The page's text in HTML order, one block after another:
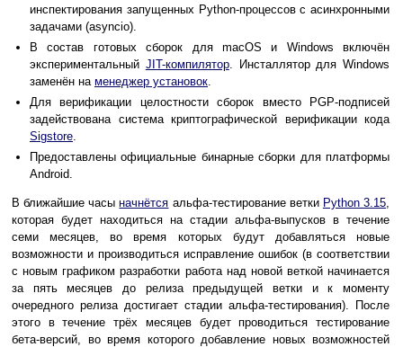
инспектирования запущенных Python-процессов с асинхронными
задачами (asyncio).
В состав готовых сборок для macOS и Windows включён
экспериментальный JIT-компилятор. Инсталлятор для Windows
заменён на менеджер установок
Для верификации целостности сборок вместо PGP-подписей
задействована система криптографической верификации кода
Sigstore
Предоставлены официальные бинарные сборки для платформы
Android.
В ближайшие часыначнётся альфа-тестирование ветки Python 3.15
которая будет находиться на стадии альфа-выпусков в течение
семи месяцев, во время которых будут добавляться новые
возможности и производиться исправление ошибок (в соответствии
с новым графиком разработки работа над новой веткой начинается
за пять месяцев до релиза предыдущей ветки и к моменту
очередного релиза достигает стадии альфа-тестирования). После
этого в течение трёх месяцев будет проводиться тестирование
бета-версий, во время которого добавление новых возможностей